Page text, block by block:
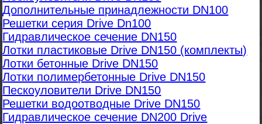
Дополнительные принадлежности DN100
Решетки серия Drive Dn100
Гидравлическое сечение DN150
Лотки пластиковые Drive DN150 (комплекты)
Лотки бетонные Drive DN150
Лотки полимербетонные Drive DN150
Пескоуловители Drive DN150
Решетки водоотводные Drive DN150
Гидравлическое сечение DN200 Drive